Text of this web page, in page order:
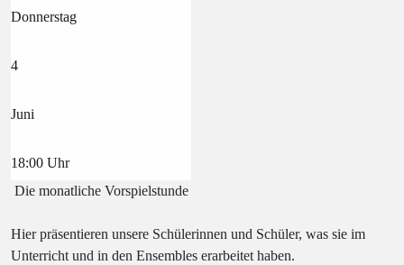
Donnerstag
4
Juni
18:00 Uhr
Die monatliche Vorspielstunde
Hier präsentieren unsere Schülerinnen und Schüler, was sie im
Unterricht und in den Ensembles erarbeitet haben.